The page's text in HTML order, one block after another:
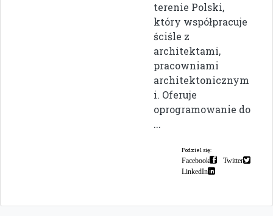
terenie Polski,
który współpracuje
ściśle z
architektami,
pracowniami
architektonicznym
i. Oferuje
oprogramowanie do
...
Podziel się:
Facebook
Twitter
LinkedIn